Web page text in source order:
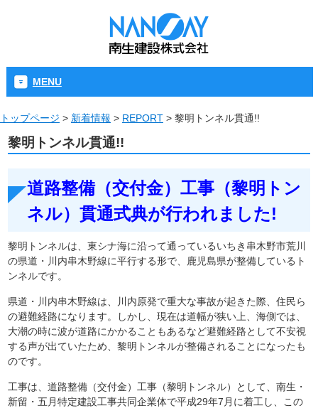
MENU
トップページ > 新着情報 > REPORT > 黎明トンネル貫通!!
黎明トンネル貫通!!
道路整備（交付金）工事（黎明トン
ネル）貫通式典が行われました!
黎明トンネルは、東シナ海に沿って通っているいちき串木野市荒川
の県道・川内串木野線に平行する形で、鹿児島県が整備しているト
ンネルです。
県道・川内串木野線は、川内原発で重大な事故が起きた際、住民ら
の避難経路になります。しかし、現在は道幅が狭い上、海側では、
大潮の時に波が道路にかかることもあるなど避難経路として不安視
する声が出ていたため、黎明トンネルが整備されることになったも
のです。
工事は、道路整備（交付金）工事（黎明トンネル）として、南生・
新留・五月特定建設工事共同企業体で平成29年7月に着工し、この